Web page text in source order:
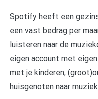
Spotify heeft een
een vast bedrag per
luisteren naar de
eigen account met
met je kinderen,
huisgenoten naar